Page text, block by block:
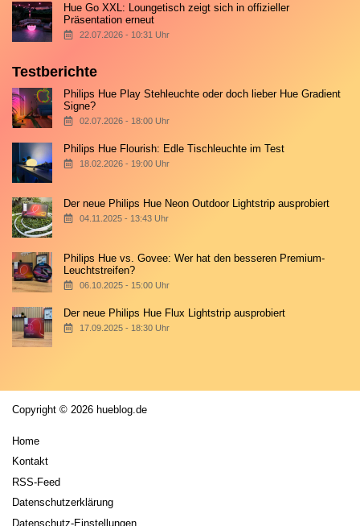
Hue Go XXL: Loungetisch zeigt sich in offizieller
Präsentation erneut
22.07.2026 - 10:31 Uhr
Testberichte
Philips Hue Play Stehleuchte oder doch lieber Hue Gradient
Signe?
02.07.2026 - 18:00 Uhr
Philips Hue Flourish: Edle Tischleuchte im Test
18.02.2026 - 19:00 Uhr
Der neue Philips Hue Neon Outdoor Lightstrip ausprobiert
04.11.2025 - 13:43 Uhr
Philips Hue vs. Govee: Wer hat den besseren Premium-
Leuchtstreifen?
06.10.2025 - 15:00 Uhr
Der neue Philips Hue Flux Lightstrip ausprobiert
17.09.2025 - 18:30 Uhr
Copyright © 2026 hueblog.de
Home
Kontakt
RSS-Feed
Datenschutzerklärung
Datenschutz-Einstellungen